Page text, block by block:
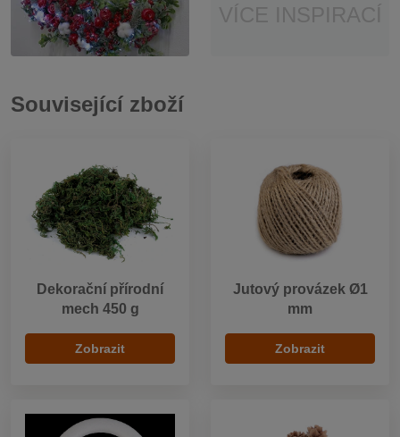
Související zboží
Dekorační přírodní
mech 450 g
Zobrazit
Jutový provázek Ø1
mm
Zobrazit